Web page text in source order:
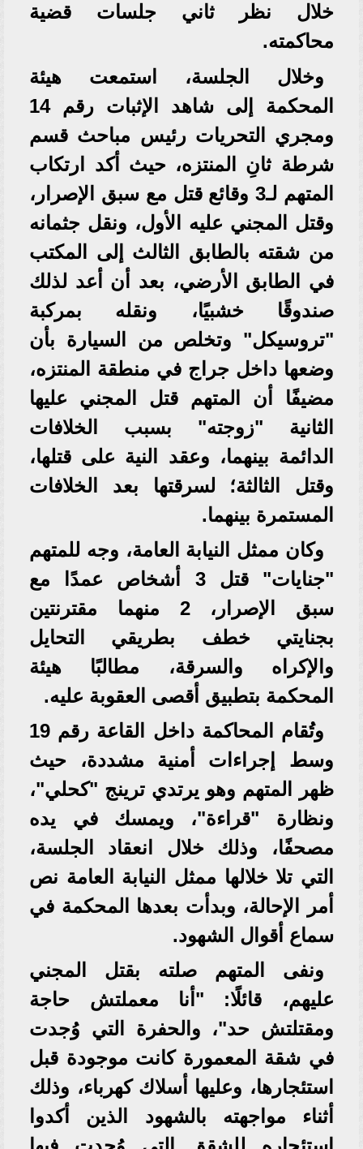
خلال نظر ثاني جلسات قضية
محاكمته.
وخلال الجلسة، استمعت هيئة
المحكمة إلى شاهد الإثبات رقم 14
ومجري التحريات رئيس مباحث قسم
شرطة ثانِ المنتزه، حيث أكد ارتكاب
المتهم لـ3 وقائع قتل مع سبق الإصرار،
وقتل المجني عليه الأول، ونقل جثمانه
من شقته بالطابق الثالث إلى المكتب
في الطابق الأرضي، بعد أن أعد لذلك
صندوقًا خشبيًا، ونقله بمركبة
"تروسيكل" وتخلص من السيارة بأن
وضعها داخل جراج في منطقة المنتزه،
مضيفًا أن المتهم قتل المجني عليها
الثانية "زوجته" بسبب الخلافات
الدائمة بينهما، وعقد النية على قتلها،
وقتل الثالثة؛ لسرقتها بعد الخلافات
المستمرة بينهما.
وكان ممثل النيابة العامة، وجه للمتهم
"جنايات" قتل 3 أشخاص عمدًا مع
سبق الإصرار، 2 منهما مقترنتين
بجنايتي خطف بطريقي التحايل
والإكراه والسرقة، مطالبًا هيئة
المحكمة بتطبيق أقصى العقوبة عليه.
وتُقام المحاكمة داخل القاعة رقم 19
وسط إجراءات أمنية مشددة، حيث
ظهر المتهم وهو يرتدي ترينج "كحلي"،
ونظارة "قراءة"، ويمسك في يده
مصحفًا، وذلك خلال انعقاد الجلسة،
التي تلا خلالها ممثل النيابة العامة نص
أمر الإحالة، وبدأت بعدها المحكمة في
سماع أقوال الشهود.
ونفى المتهم صلته بقتل المجني
عليهم، قائلًا: "أنا معملتش حاجة
ومقتلتش حد"، والحفرة التي وُجدت
في شقة المعمورة كانت موجودة قبل
استئجارها، وعليها أسلاك كهرباء، وذلك
أثناء مواجهته بالشهود الذين أكدوا